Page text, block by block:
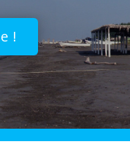
!